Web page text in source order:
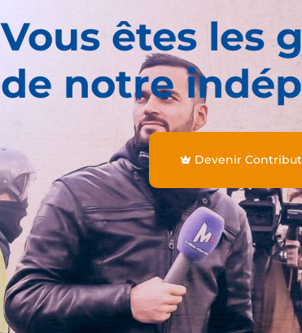
Vous êtes les
de notre
Devenir